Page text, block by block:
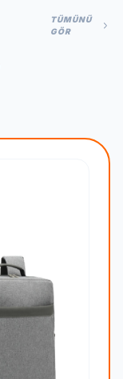
TÜMÜNÜ
GÖR